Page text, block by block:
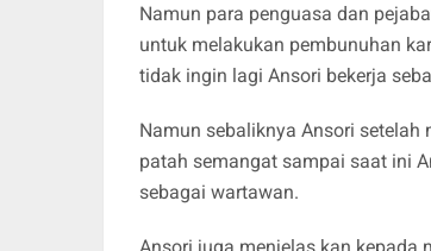
Namun para penguasa dan
untuk melakukan pembunuhan
tidak ingin lagi Ansori bekerja
Namun sebaliknya Ansori
patah semangat sampai saat ini
sebagai wartawan.